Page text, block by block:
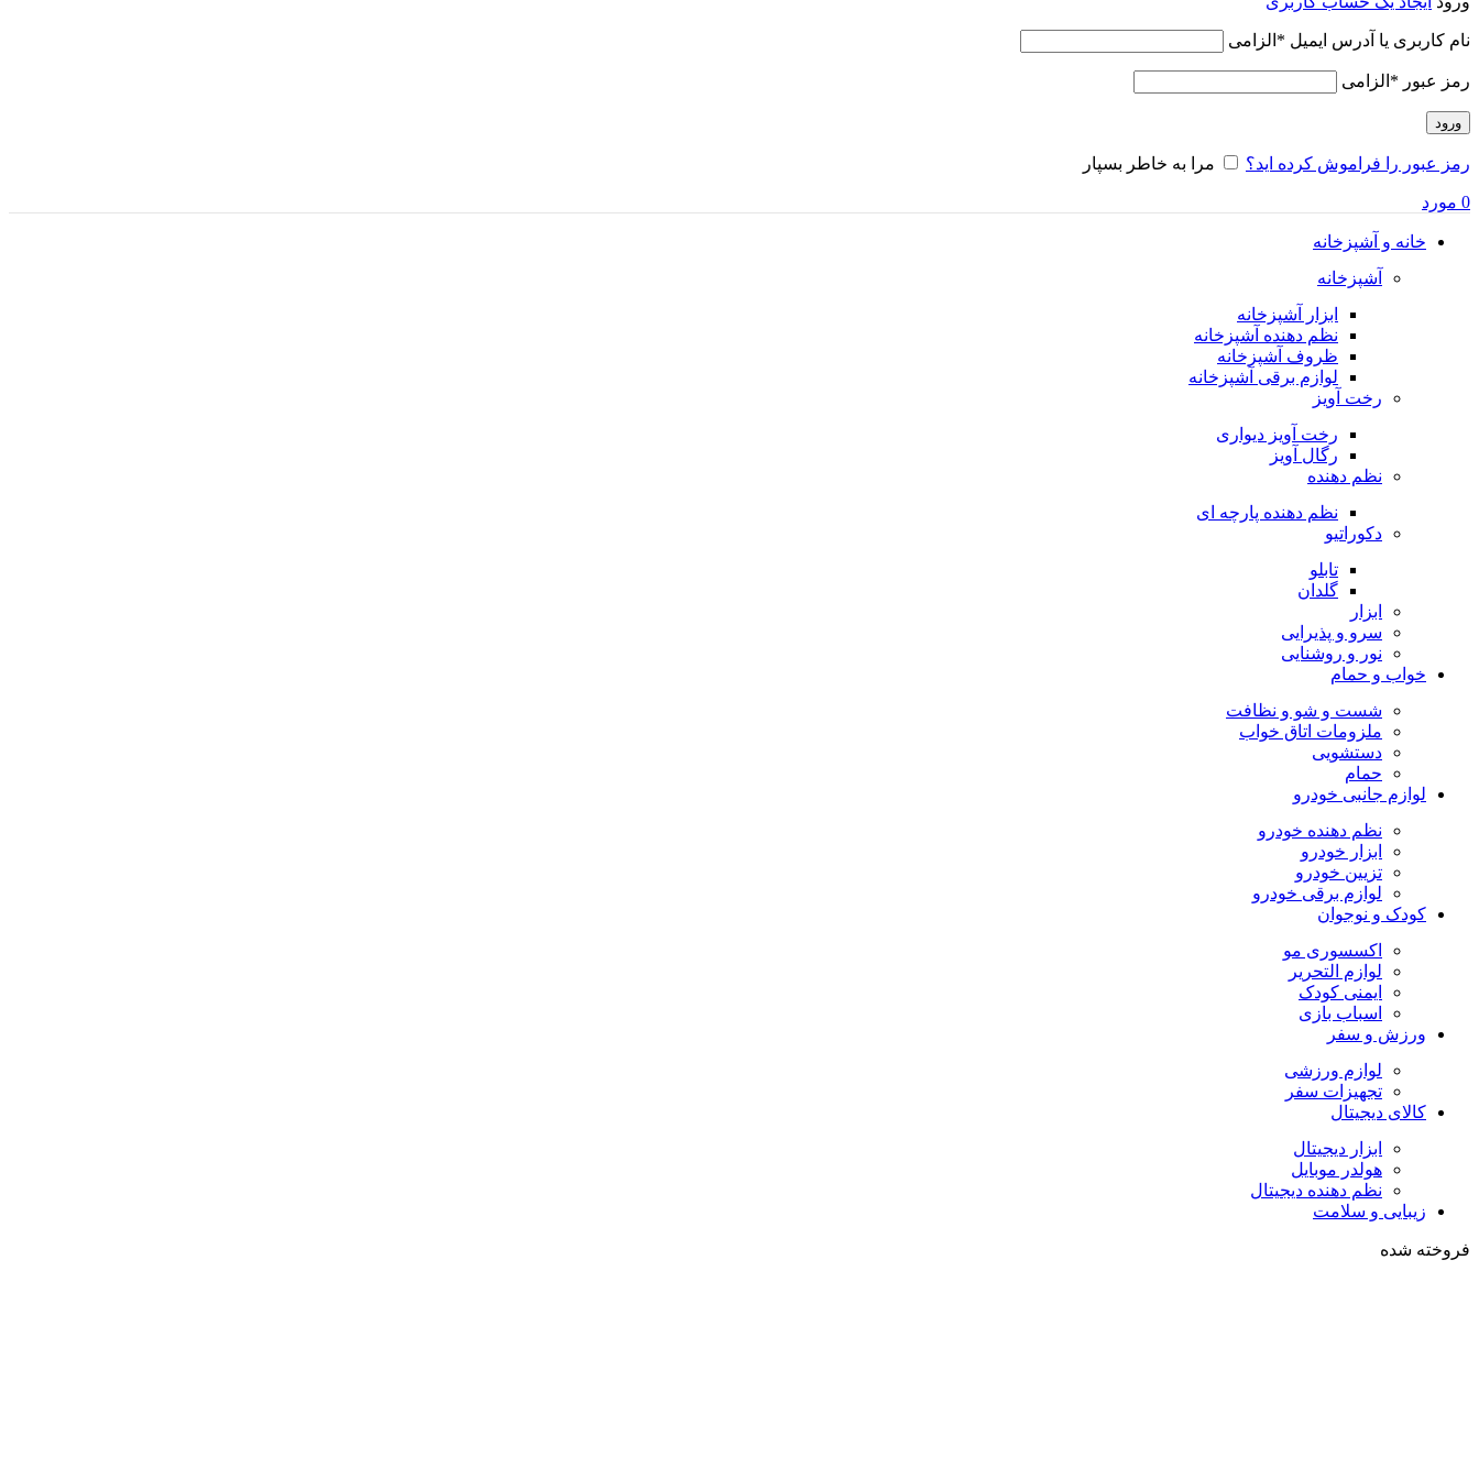
نام کاربری یا آدرس ایمیل * الزامی
رمز عبور * الزامی
ورود
رمز عبور را فراموش کرده اید؟ مرا به خاطر بسپار
0 مورد
خانه و آشپزخانه
آشپزخانه
ابزار آشپزخانه
نظم دهنده آشپزخانه
ظروف آشپزخانه
لوازم برقی آشپزخانه
رخت آویز
رخت آویز دیواری
رگال آویز
نظم دهنده
نظم دهنده پارچه ای
دکوراتیو
تابلو
گلدان
ابزار
سرو و پذیرایی
نور و روشنایی
خواب و حمام
شست و شو و نظافت
ملزومات اتاق خواب
دستشویی
حمام
لوازم جانبی خودرو
نظم دهنده خودرو
ابزار خودرو
تزیین خودرو
لوازم برقی خودرو
کودک و نوجوان
اکسسوری مو
لوازم التحریر
ایمنی کودک
اسباب بازی
ورزش و سفر
لوازم ورزشی
تجهیزات سفر
کالای دیجیتال
ابزار دیجیتال
هولدر موبایل
نظم دهنده دیجیتال
زیبایی و سلامت
فروخته شده